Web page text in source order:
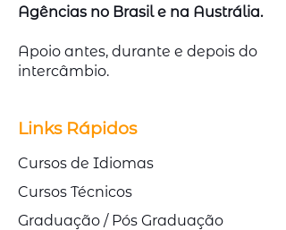
Agências no Brasil e na Austrália.
Apoio antes, durante e depois do
intercâmbio.
Links Rápidos
Cursos de Idiomas
Cursos Técnicos
Graduação / Pós Graduação